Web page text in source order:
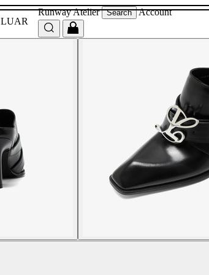
LUAR
RunwayAtelier Search Account